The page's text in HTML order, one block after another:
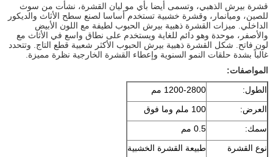
قشرة بيرش الذهبي، وتسمى أيضا بأي مو ليان القشرة، نشأت من سوث
للصين، وميانمار، وقشرة خشبية تستخدم أساسا لصنع سطح الأثاث والديكور
الداخلي. ميزات القشرة ذهبية بيرش الحبوب لطيفة مع اللون الأبيض
والأصفر، موحدة وهو دائم للغاية ويستخدم على نطاق واسع في الأثاث مع
لون فاتح. شكل القشرة ذهبية بيرش الحبوب الأكثر شعبية قطع التاج. وتتحدد
غالباً بشدة حلقات النمو السنوية وإعطاء القشرة الخارجية نظرة مميزة.
المواصفات:
الطول:
1200-2800 مم
العرض:
100 ملم وما فوق
سمك:
0.5 مم
نوع القشرة
طبيعة القشرة الخشبية